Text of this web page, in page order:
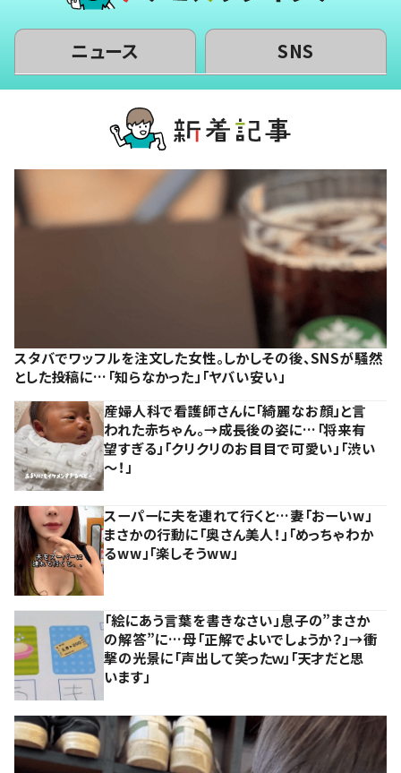
ニュース SNS
スタバでワッフルを注文した女性。しかしその後、SNSが騒然
とした投稿に…「知らなかった」「ヤバい安い」
産婦人科で看護師さんに「綺麗なお顔」と言
われた赤ちゃん。→成長後の姿に…「将来有
望すぎる」「クリクリのお目目で可愛い」「渋い
～！」
スーパーに夫を連れて行くと…妻「おーいw」
まさかの行動に「奥さん美人！」「めっちゃわか
るww」「楽しそうww」
「絵にあう言葉を書きなさい」息子の”まさか
の解答”に…母「正解でよいでしょうか？」→衝
撃の光景に「声出して笑ったｗ」「天才だと思
います」